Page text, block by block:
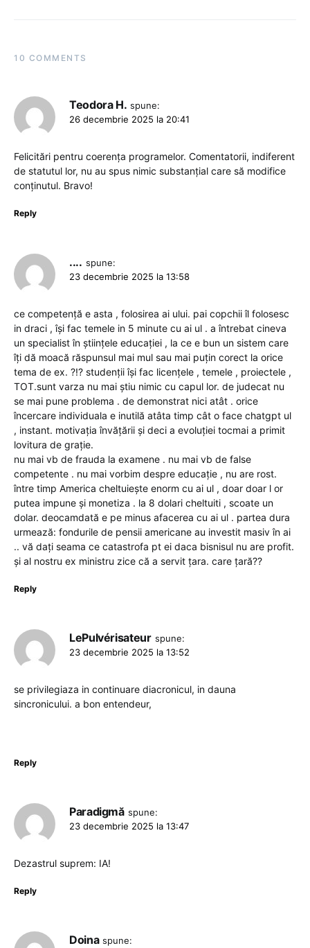
10 COMMENTS
Teodora H. spune:
26 decembrie 2025 la 20:41
Felicitări pentru coerența programelor. Comentatorii, indiferent
de statutul lor, nu au spus nimic substanțial care să modifice
conținutul. Bravo!
Reply
.... spune:
23 decembrie 2025 la 13:58
ce competență e asta , folosirea ai ului. pai copchii îl folosesc
in draci , își fac temele in 5 minute cu ai ul . a întrebat cineva
un specialist în științele educației , la ce e bun un sistem care
îți dă moacă răspunsul mai mul sau mai puțin corect la orice
tema de ex. ?!? studenții își fac licențele , temele , proiectele ,
TOT.sunt varza nu mai știu nimic cu capul lor. de judecat nu
se mai pune problema . de demonstrat nici atât . orice
încercare individuala e inutilă atâta timp cât o face chatgpt ul
, instant. motivația învățării și deci a evoluției tocmai a primit
lovitura de grație.
nu mai vb de frauda la examene . nu mai vb de false
competente . nu mai vorbim despre educație , nu are rost.
între timp America cheltuiește enorm cu ai ul , doar doar l or
putea impune și monetiza . la 8 dolari cheltuiti , scoate un
dolar. deocamdată e pe minus afacerea cu ai ul . partea dura
urmează: fondurile de pensii americane au investit masiv în ai
.. vă dați seama ce catastrofa pt ei daca bisnisul nu are profit.
și al nostru ex ministru zice că a servit țara. care țară??
Reply
LePulvérisateur spune:
23 decembrie 2025 la 13:52
se privilegiaza in continuare diacronicul, in dauna
sincronicului. a bon entendeur,
Reply
Paradigmă spune:
23 decembrie 2025 la 13:47
Dezastrul suprem: IA!
Reply
Doina spune: